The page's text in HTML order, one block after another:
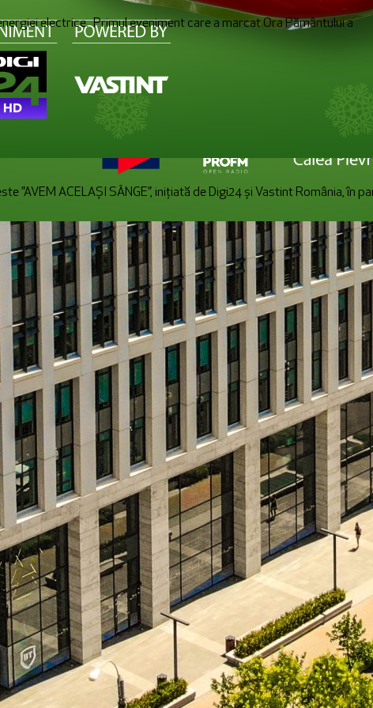
ACELAȘI SÂNGE”, inițiată de Digi24 și Vastint România,
electrice. Primul eveniment care a marcat Ora Pământului a